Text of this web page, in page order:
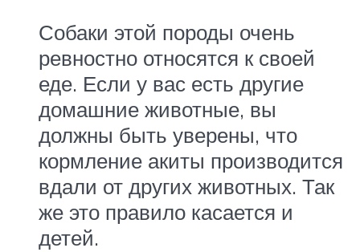
Собаки этой породы очень
ревностно относятся к своей
еде. Если у вас есть другие
домашние животные, вы
должны быть уверены, что
кормление акиты производится
вдали от других животных. Так
же это правило касается и
детей.